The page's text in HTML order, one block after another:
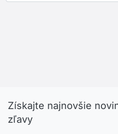
Získajte najnovšie
zľavy